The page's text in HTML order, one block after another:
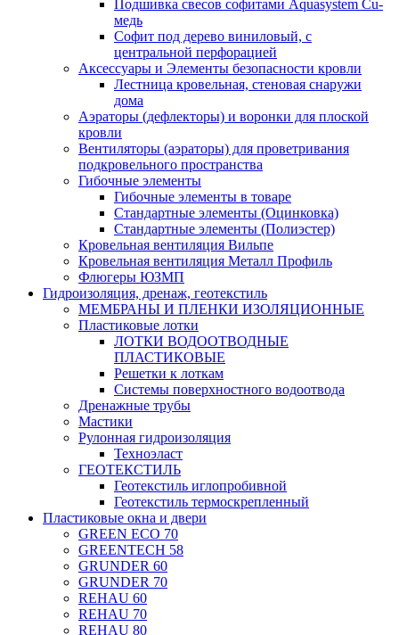
Подшивка свесов софитами Aquasystem Cu-
медь
Софит под дерево виниловый, с
центральной перфорацией
Аксессуары и Элементы безопасности кровли
Лестница кровельная, стеновая снаружи
дома
Аэраторы (дефлекторы) и воронки для плоской
кровли
Вентиляторы (аэраторы) для проветривания
подкровельного пространства
Гибочные элементы
Гибочные элементы в товаре
Стандартные элементы (Оцинковка)
Стандартные элементы (Полиэстер)
Кровельная вентиляция Вильпе
Кровельная вентиляция Металл Профиль
Флюгеры ЮЗМП
Гидроизоляция, дренаж, геотекстиль
МЕМБРАНЫ И ПЛЕНКИ ИЗОЛЯЦИОННЫЕ
Пластиковые лотки
ЛОТКИ ВОДООТВОДНЫЕ
ПЛАСТИКОВЫЕ
Решетки к лоткам
Системы поверхностного водоотвода
Дренажные трубы
Мастики
Рулонная гидроизоляция
Техноэласт
ГЕОТЕКСТИЛЬ
Геотекстиль иглопробивной
Геотекстиль термоскрепленный
Пластиковые окна и двери
GREEN ECO 70
GREENTECH 58
GRUNDER 60
GRUNDER 70
REHAU 60
REHAU 70
REHAU 80